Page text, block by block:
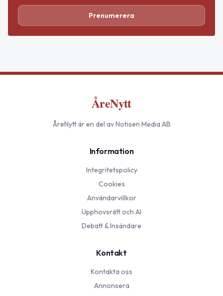
Prenumerera
ÅreNytt
ÅreNyttär en del av Notisen Media AB
Information
Integritetspolicy
Cookies
Användarvillkor
Upphovsrätt och AI
Debatt & Insändare
Kontakt
Kontakta oss
Annonsera